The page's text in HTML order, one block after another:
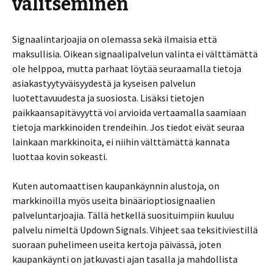
Signaalintarjoajia on olemassa sekä ilmaisia että
maksullisia. Oikean signaalipalvelun valinta ei välttämättä
ole helppoa, mutta parhaat löytää seuraamalla tietoja
asiakastyytyväisyydestä ja kyseisen palvelun
luotettavuudesta ja suosiosta. Lisäksi tietojen
paikkaansapitävyyttä voi arvioida vertaamalla saamiaan
tietoja markkinoiden trendeihin. Jos tiedot eivät seuraa
lainkaan markkinoita, ei niihin välttämättä kannata
luottaa kovin sokeasti.
Kuten automaattisen kaupankäynnin alustoja, on
markkinoilla myös useita binäärioptiosignaalien
palveluntarjoajia. Tällä hetkellä suosituimpiin kuuluu
palvelu nimeltä Updown Signals. Vihjeet saa teksitiviestillä
suoraan puhelimeen useita kertoja päivässä, joten
kaupankäynti on jatkuvasti ajan tasalla ja mahdollista